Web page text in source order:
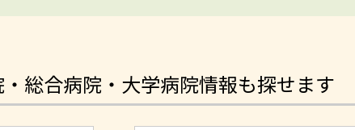
総合病院・大学病院情報も探せます